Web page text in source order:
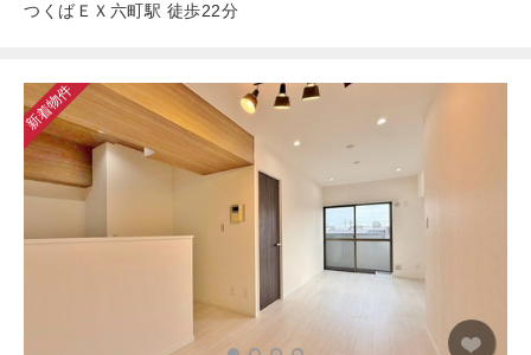
つくばＥＸ六町駅 徒歩22分
新着物件